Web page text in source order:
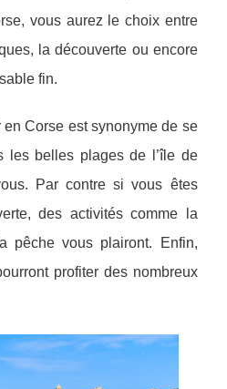
vous aurez le choix entre
la découverte ou encore
fin.
Corse est synonyme de se
les belles plages de l’île de
Par contre si vous êtes
des activités comme la
pêche vous plairont. Enfin,
profiter des nombreux